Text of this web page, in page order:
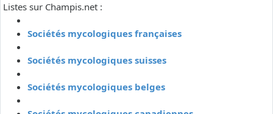
Listes sur Champis.net :
Sociétés mycologiques françaises
Sociétés mycologiques suisses
Sociétés mycologiques belges